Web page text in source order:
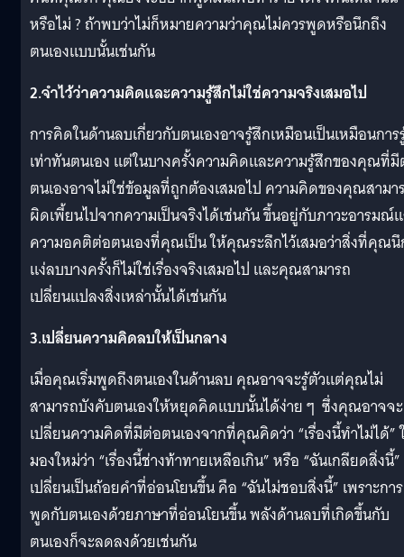
หรือไม่ ? ถ้าพบว่าไม่ก็หมายความว่าคุณไม่ควรพูดหรือนึกถึง
ตนเองแบบนั้นเช่นกัน
2.จำไว้ว่าความคิดและความรู้สึกไม่ใช่ความจริงเสมอไป
การคิดในด้านลบเกี่ยวกับตนเองอาจรู้สึกเหมือนเป็นเหมือนการ
เท่าทันตนเอง แต่ในบางครั้งความคิดและความรู้สึกของคุณที่
ตนเองอาจไม่ใช่ข้อมูลที่ถูกต้องเสมอไป ความคิดของคุณสามา
ผิดเพี้ยนไปจากความเป็นจริงได้เช่นกัน ขึ้นอยู่กับภาวะอารมณ์
ความอคติต่อตนเองที่คุณเป็น ให้คุณระลึกไว้เสมอว่าสิ่งที่คุณ
แง่ลบบางครั้งก็ไม่ใช่เรื่องจริงเสมอไป และคุณสามารถ
เปลี่ยนแปลงสิ่งเหล่านั้นได้เช่นกัน
3.เปลี่ยนความคิดลบให้เป็นกลาง
เมื่อคุณเริ่มพูดถึงตนเองในด้านลบ คุณอาจจะรู้ตัวแต่คุณไม่
สามารถบังคับตนเองให้หยุดคิดแบบนั้นได้ง่าย ๆ ซึ่งคุณอาจจะ
เปลี่ยนความคิดที่มีต่อตนเองจากที่คุณคิดว่า “เรื่องนี้ทำไม่ได้”
มองใหม่ว่า “เรื่องนี้ช่างท้าทายเหลือเกิน” หรือ “ฉันเกลียดสิ่งนี้”
เปลี่ยนเป็นถ้อยคำที่อ่อนโยนขึ้น คือ “ฉันไม่ชอบสิ่งนี้” เพราะการ
พูดกับตนเองด้วยภาษาที่อ่อนโยนขึ้น พลังด้านลบที่เกิดขึ้นกับ
ตนเองก็จะลดลงด้วยเช่นกัน